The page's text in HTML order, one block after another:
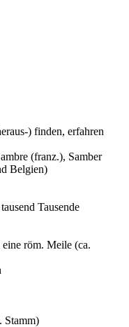
) finden, erfahren
(franz.), Samber
Belgien)
tausend Tausende
eine röm. Meile (ca.
Stamm)